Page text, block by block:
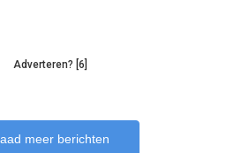
Adverteren? [6]
meer berichten